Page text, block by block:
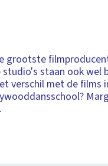
grootste
staan ook wel
verschil met de films